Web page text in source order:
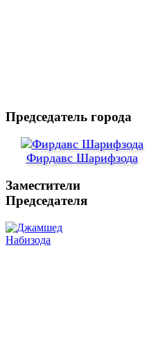
Председатель города
Фирдавс Шарифзода
Заместители
Председателя